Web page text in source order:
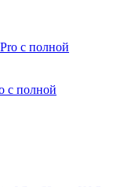
с полной